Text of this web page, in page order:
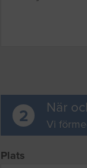
2 När
Vi
Plats